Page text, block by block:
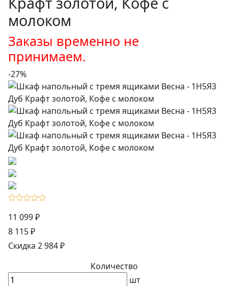
молоком
Заказы временно не
принимаем.
-27%
11 099 ₽
8 115 ₽
Скидка 2 984 ₽
Количество
шт